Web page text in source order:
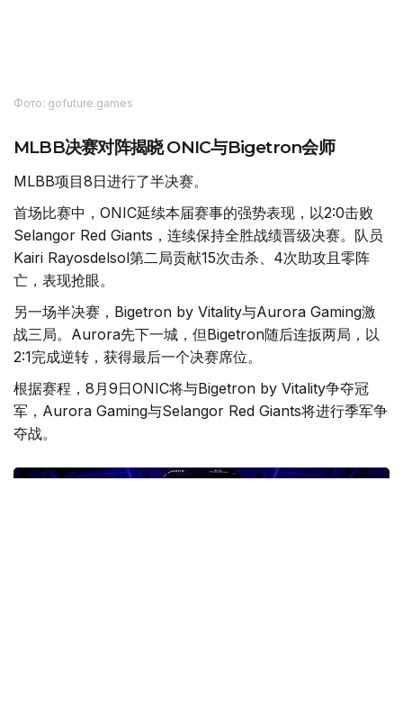
Фото: gofuture.games
MLBB决赛对阵揭晓 ONIC与Bigetron会师
MLBB项目8日进行了半决赛。
首场比赛中，ONIC延续本届赛事的强势表现，以2:0击败
Selangor Red Giants，连续保持全胜战绩晋级决赛。队员
Kairi Rayosdelsol第二局贡献15次击杀、4次助攻且零阵
亡，表现抢眼。
另一场半决赛，Bigetron by Vitality与Aurora Gaming激
战三局。Aurora先下一城，但Bigetron随后连扳两局，以
2:1完成逆转，获得最后一个决赛席位。
根据赛程，8月9日ONIC将与Bigetron by Vitality争夺冠
军，Aurora Gaming与Selangor Red Giants将进行季军争
夺战。